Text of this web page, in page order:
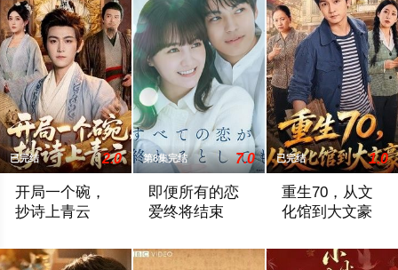
已完结 2.0
开局一个碗，
抄诗上青云
第8集完结 7.0
即便所有的恋
爱终将结束
已完结 1.0
重生70，从文
化馆到大文豪